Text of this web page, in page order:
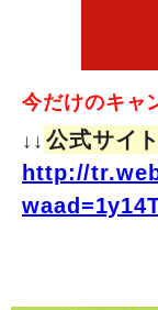
今だけのキャ
↓↓ 公式サイ
http://